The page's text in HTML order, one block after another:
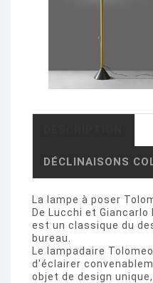
DÉCLINAISONS
La lampe à poser
De Lucchi et
est un classique du
bureau.
Le lampadaire
d'éclairer
objet de design